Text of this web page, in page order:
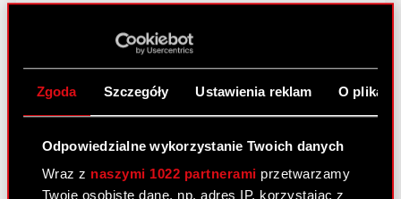
Zgoda Szczegóły Ustawienia reklam O
Odpowiedzialne wykorzystanie Twoich danych
Wraz z naszymi 1022 partnerami przetwarzamy
Twoje osobiste dane, np. adres IP, korzystając z
cyberpunk.net
gear.cdprojektred.com